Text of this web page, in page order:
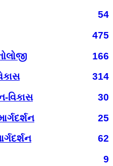
54
475
166
314
વિકાસ
30
25
62
9